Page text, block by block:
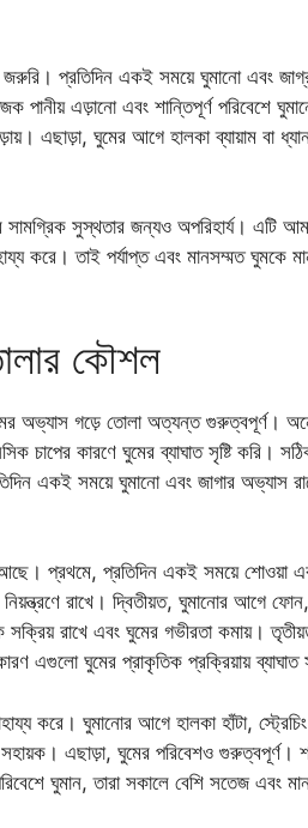
প্রতিদিন একই সময়ে ঘুমানো এবং
পানীয় এড়ানো এবং শান্তিপূর্ণ পরিবেশে
এছাড়া, ঘুমের আগে হালকা ব্যায়াম বা
সামগ্রিক সুস্থতার জন্যও অপরিহার্য। এটি
করে। তাই পর্যাপ্ত এবং মানসম্মত ঘুমকে
কৌশল
অভ্যাস গড়ে তোলা অত্যন্ত গুরুত্বপূর্ণ।
চাপের কারণে ঘুমের ব্যাঘাত সৃষ্টি করি।
একই সময়ে ঘুমানো এবং জাগার অভ্যাস
প্রথমে, প্রতিদিন একই সময়ে শোওয়া
নিয়ন্ত্রণে রাখে। দ্বিতীয়ত, ঘুমানোর আগে
রাখে এবং ঘুমের গভীরতা কমায়।
এগুলো ঘুমের প্রাকৃতিক প্রক্রিয়ায় ব্যাঘাত
করে। ঘুমানোর আগে হালকা হাঁটা,
এছাড়া, ঘুমের পরিবেশও গুরুত্বপূর্ণ।
ঘুমান, তারা সকালে বেশি সতেজ এবং